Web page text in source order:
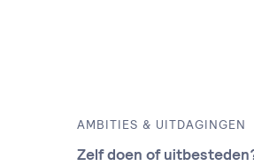
AMBITIES & UITDAGINGEN
Zelf doen of